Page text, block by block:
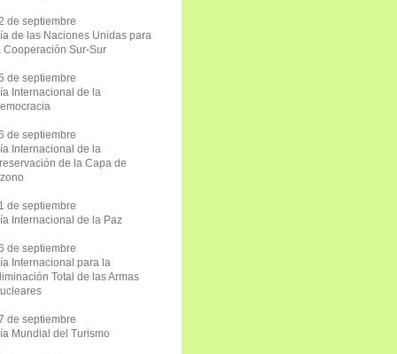
de septiembre
de las Naciones Unidas para
Cooperación Sur-Sur
de septiembre
Internacional de la
de septiembre
Internacional de la
de la Capa de
de septiembre
Internacional de la Paz
de septiembre
Internacional para la
Total de las Armas
de septiembre
Mundial del Turismo